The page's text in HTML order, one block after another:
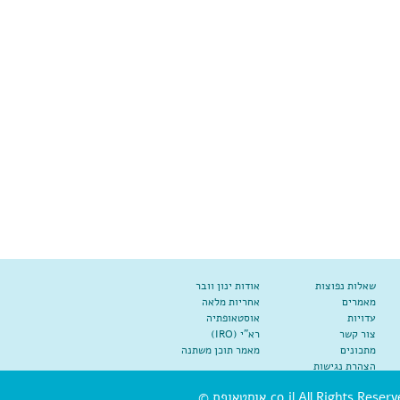
שאלות נפוצות
אודות ינון וובר
מאמרים
אחריות מלאה
עדויות
אוסטאופתיה
צור קשר
רא"י (IRO)
מתכונים
מאמר תוכן משתנה
הצהרת נגישות